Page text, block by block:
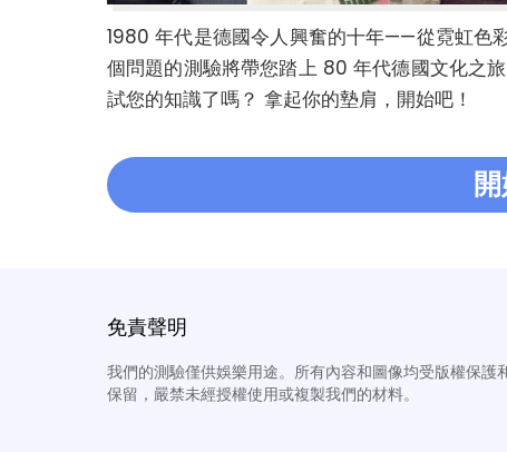
1980 年代是德國令人興奮的十年——從霓虹色
個問題的測驗將帶您踏上 80 年代德國文化之
試您的知識了嗎？ 拿起你的墊肩，開始吧！
免責聲明
我們的測驗僅供娛樂用途。所有內容和圖像均受版權保護
保留，嚴禁未經授權使用或複製我們的材料。